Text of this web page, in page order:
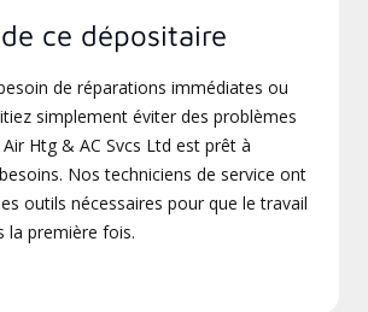
ce dépositaire
de réparations immédiates ou
simplement éviter des problèmes
Htg & AC Svcs Ltd est prêt à
Nos techniciens de service ont
outils nécessaires pour que le travail
la première fois.